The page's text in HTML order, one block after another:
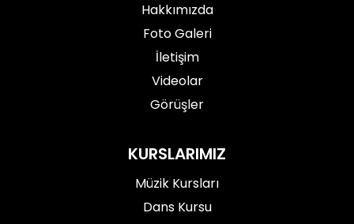
Hakkımızda
Foto Galeri
İletişim
Videolar
Görüşler
KURSLARIMIZ
Müzik Kursları
Dans Kursu